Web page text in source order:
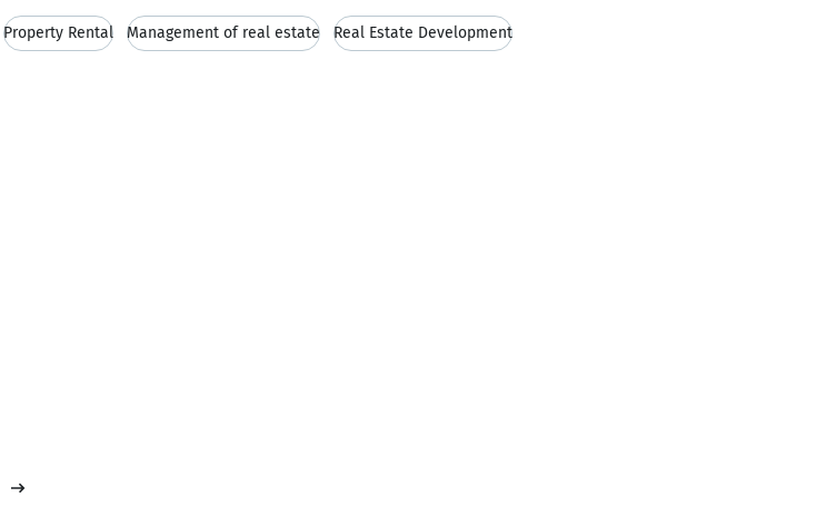
Property Rental Management of real estate Real Estate Development